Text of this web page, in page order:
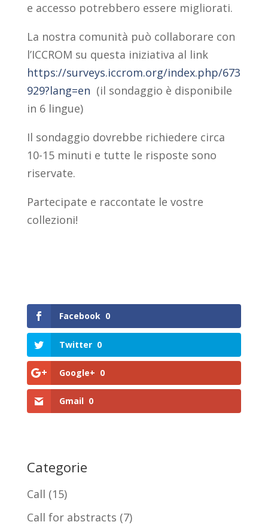
e accesso potrebbero essere migliorati.
La nostra comunità può collaborare con
l’ICCROM su questa iniziativa al link
https://surveys.iccrom.org/index.php/673
929?lang=en (il sondaggio è disponibile
in 6 lingue)
Il sondaggio dovrebbe richiedere circa
10-15 minuti e tutte le risposte sono
riservate.
Partecipate e raccontate le vostre
collezioni!
Facebook 0
Twitter 0
Google+ 0
Gmail 0
Categorie
Call (15)
Call for abstracts (7)